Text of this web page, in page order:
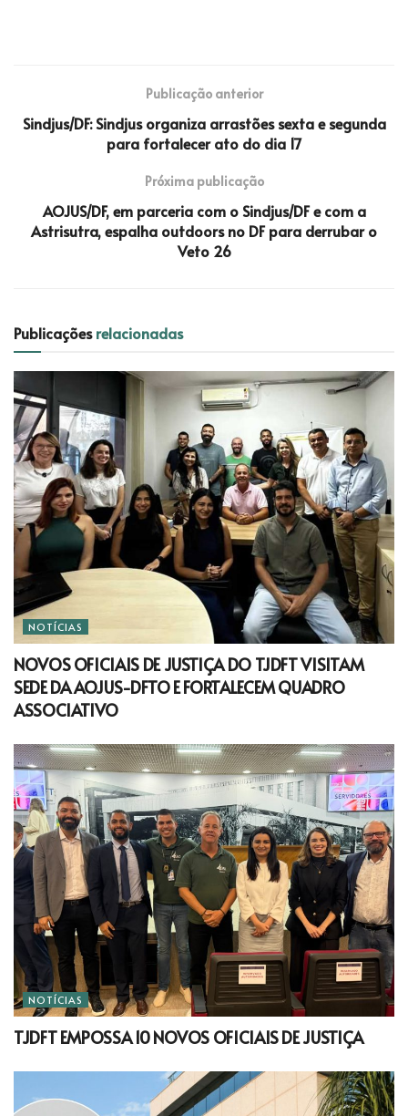
Publicação anterior
Sindjus/DF: Sindjus organiza arrastões sexta e segunda
para fortalecer ato do dia 17
Próxima publicação
AOJUS/DF, em parceria com o Sindjus/DF e com a
Astrisutra, espalha outdoors no DF para derrubar o
Veto 26
Publicaçõesrelacionadas
NOTÍCIAS
NOVOS OFICIAIS DE JUSTIÇA DO TJDFT VISITAM
SEDE DA AOJUS-DFTO E FORTALECEM QUADRO
ASSOCIATIVO
NOTÍCIAS
TJDFT EMPOSSA 10 NOVOS OFICIAIS DE JUSTIÇA